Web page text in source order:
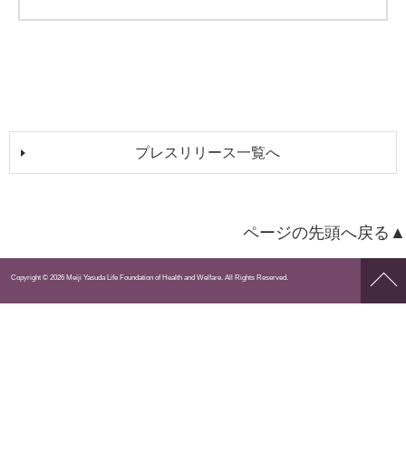
プレスリリース一覧へ
ページの先頭へ戻る▲
ペー
Copyright © 2026 Meiji Yasuda Life Foundation of Health and Welfare. All Rights Reserved.